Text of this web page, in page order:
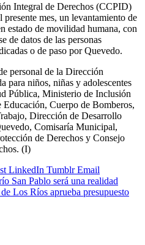
Integral de Derechos (CCPID)
mes, un levantamiento de
estado de movilidad humana, con
de datos de las personas
o de paso por Quevedo.
personal de la Dirección
para niños, niñas y adolescentes
Pública, Ministerio de Inclusión
Cuerpo de Bomberos,
Dirección de Desarrollo
Comisaría Municipal,
de Derechos y Consejo
(I)
LinkedIn Tumblr Email
San Pablo será una realidad
Los Ríos aprueba presupuesto